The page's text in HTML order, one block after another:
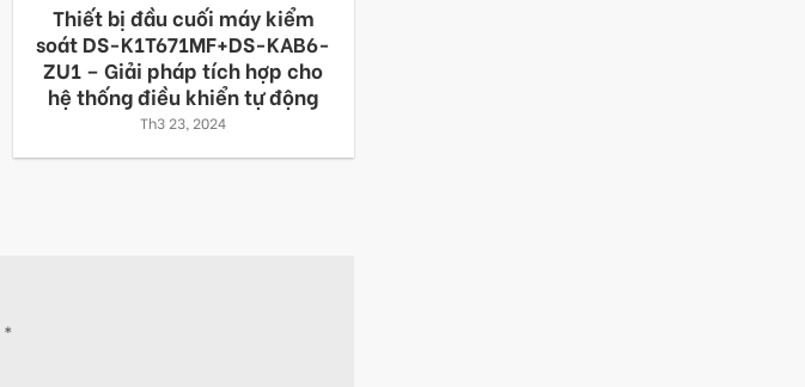
Thiết bị đầu cuối máy kiểm
soát DS-K1T671MF+DS-KAB6-
ZU1 – Giải pháp tích hợp cho
hệ thống điều khiển tự động
Th3 23, 2024
*